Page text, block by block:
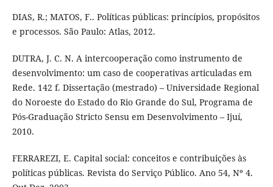
DIAS, R.; MATOS, F.. Políticas públicas: princípios, propósitos
e processos. São Paulo: Atlas, 2012.
DUTRA, J. C. N. A intercooperação como instrumento de
desenvolvimento: um caso de cooperativas articuladas em
Rede. 142 f. Dissertação (mestrado) – Universidade Regional
do Noroeste do Estado do Rio Grande do Sul, Programa de
Pós-Graduação Stricto Sensu em Desenvolvimento – Ijuí,
2010.
FERRAREZI, E. Capital social: conceitos e contribuições às
políticas públicas. Revista do Serviço Público. Ano 54, Nº 4.